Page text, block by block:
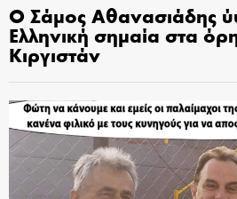
Ο Σάμος Αθανασιάδης
Ελληνική σημαία στα
Κιργιστάν